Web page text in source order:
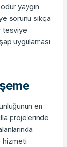
yaygın
sorunu sıkça
tesviye
uygulaması
en
projelerinde
hizmeti